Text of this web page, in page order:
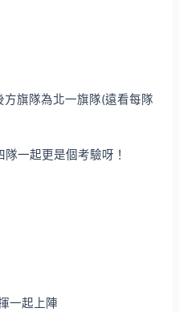
旗隊為北一旗隊(遠看每隊
一起更是個考驗呀！
一起上陣